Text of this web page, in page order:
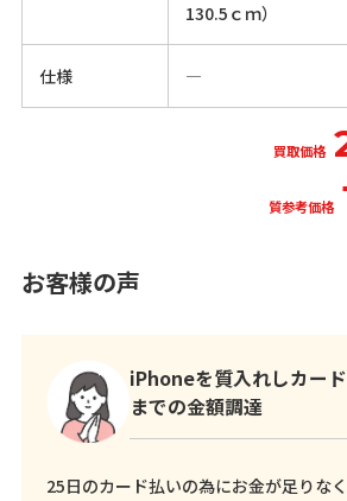
130.5ｃｍ）
仕様 ―
買取価格
質参考価格
お客様の声
iPhoneを質入れしカー
までの金額調達
25日のカード払いの為にお金が足りな